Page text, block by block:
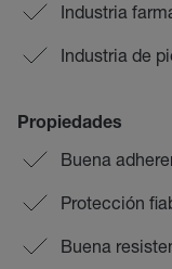
Industria
Industria de
Propiedades
Buena
Protección
Buena